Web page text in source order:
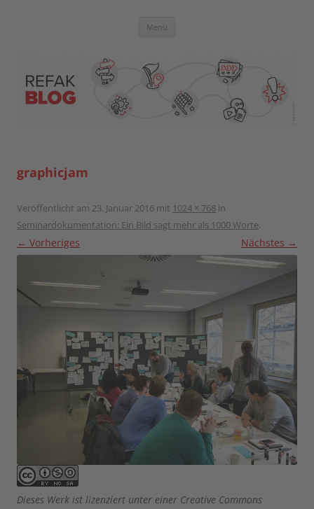
Blog der Referent:innen Akademie
Menü
graphicjam
Veröffentlicht am 23. Januar 2016 mit 1024 × 768 in
Seminardokumentation: Ein Bild sagt mehr als 1000 Worte.
← Vorheriges Nächstes →
Dieses Werk ist lizenziert unter einer Creative Commons